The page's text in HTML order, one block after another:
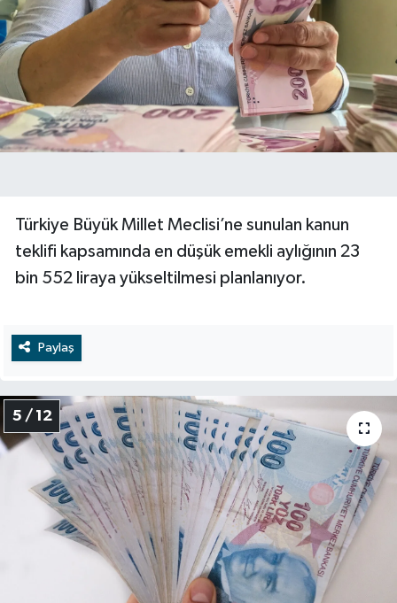
Türkiye Büyük Millet Meclisi’ne sunulan kanun
teklifi kapsamında en düşük emekli aylığının 23
bin 552 liraya yükseltilmesi planlanıyor.
Paylaş
5 / 12